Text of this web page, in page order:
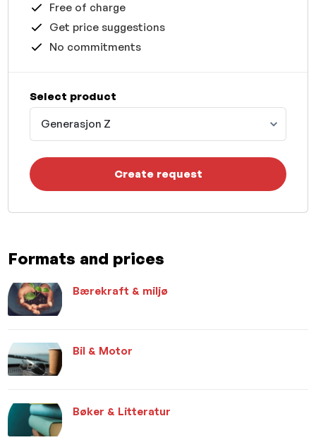
Formats and prices
Bærekraft & miljø
Bil & Motor
Bøker & Litteratur
Free of charge
Get price suggestions
No commitments
Select product
Generasjon Z
Create request